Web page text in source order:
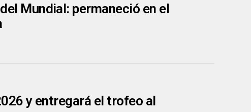
Mundial: permaneció en el
y entregará el trofeo al